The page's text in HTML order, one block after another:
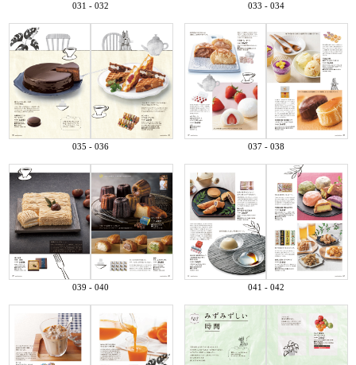
031 - 032 033 - 034
035 - 036 037 - 038
039 - 040 041 - 042